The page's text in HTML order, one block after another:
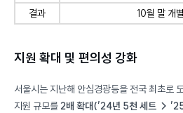
결과
10월 말 개
지원 확대 및 편의성 강화
서울시는 지난해 안심경광등을 전국 최초로 도
지원 규모를 2배 확대(’24년 5천 세트 →